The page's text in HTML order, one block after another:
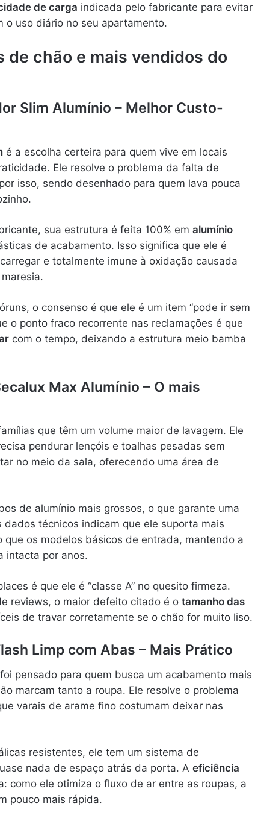
de carga indicada pelo fabricante para evitar
o uso diário no seu apartamento.
de chão e mais vendidos do
Slim Alumínio – Melhor Custo-
é a escolha certeira para quem vive em locais
Ele resolve o problema da falta de
isso, sendo desenhado para quem lava pouca
sua estrutura é feita 100% em alumínio
de acabamento. Isso significa que ele é
e totalmente imune à oxidação causada
o consenso é que ele é um item “pode ir sem
o ponto fraco recorrente nas reclamações é que
com o tempo, deixando a estrutura meio bamba
Max Alumínio – O mais
que têm um volume maior de lavagem. Ele
pendurar lençóis e toalhas pesadas sem
no meio da sala, oferecendo uma área de
de alumínio mais grossos, o que garante uma
dados técnicos indicam que ele suporta mais
que os modelos básicos de entrada, mantendo a
intacta por anos.
é que ele é “classe A” no quesito firmeza.
reviews, o maior defeito citado é o tamanho das
de travar corretamente se o chão for muito liso.
Limp com Abas – Mais Prático
foi pensado para quem busca um acabamento mais
marcam tanto a roupa. Ele resolve o problema
varais de arame fino costumam deixar nas
resistentes, ele tem um sistema de
nada de espaço atrás da porta. A eficiência
como ele otimiza o fluxo de ar entre as roupas, a
pouco mais rápida.